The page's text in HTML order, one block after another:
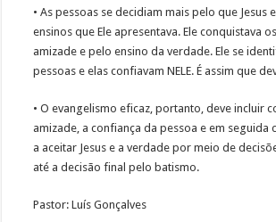
• As pessoas se decidiam mais pelo que Jesus
ensinos que Ele apresentava. Ele conquistava
amizade e pelo ensino da verdade. Ele se
pessoas e elas confiavam NELE. É assim que
• O evangelismo eficaz, portanto, deve incluir
amizade, a confiança da pessoa e em seguida
a aceitar Jesus e a verdade por meio de
até a decisão final pelo batismo.
Pastor: Luís Gonçalves